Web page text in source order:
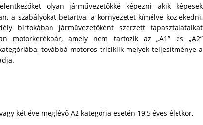
olyan járművezetőkké képezni, akik képesek
a szabályokat betartva, a környezetet kímélve közlekedni,
birtokában járművezetőként szerzett tapasztalataikat
motorkerékpár, amely nem tartozik az „A1” és „A2”
továbbá motoros triciklik melyek teljesítménye a
két éve meglévő A2 kategória esetén 19,5 éves életkor,